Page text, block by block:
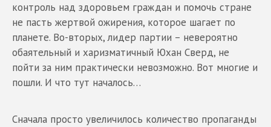
контроль над здоровьем граждан и помочь стране
не пасть жертвой ожирения, которое шагает по
планете. Во-вторых, лидер партии – невероятно
обаятельный и харизматичный Юхан Сверд, не
пойти за ним практически невозможно. Вот многие и
пошли. И что тут началось…
Сначала просто увеличилось количество пропаганды